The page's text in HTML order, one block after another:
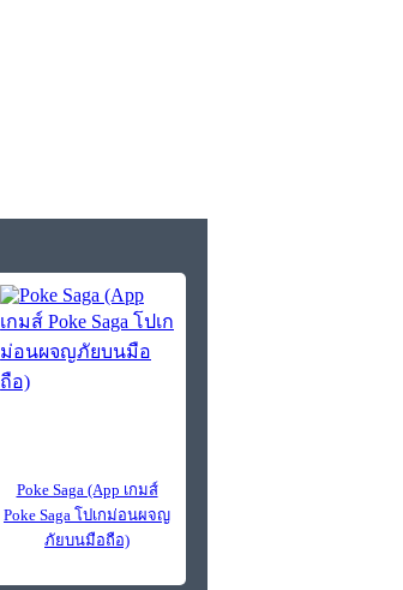
Poke Saga (App เกมส์
Poke Saga โปเกม่อนผจญ
ภัยบนมือถือ)